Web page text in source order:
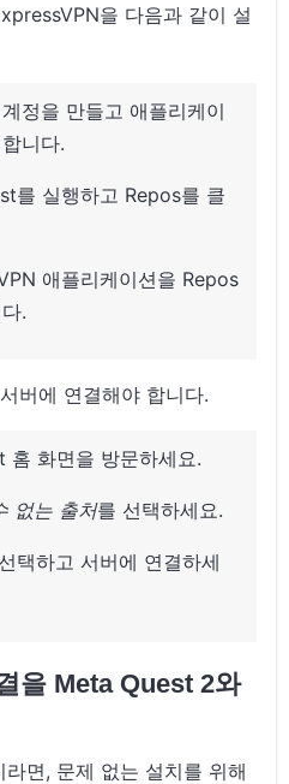
을 다음과 같이 설
정을 만들고 애플리케이
니다.
를 실행하고 Repos를 클
애플리케이션을 Repos
.
버에 연결해야 합니다.
홈 화면을 방문하세요.
없는 출처를 선택하세요.
택하고 서버에 연결하세
을 Meta Quest 2와
면, 문제 없는 설치를 위해